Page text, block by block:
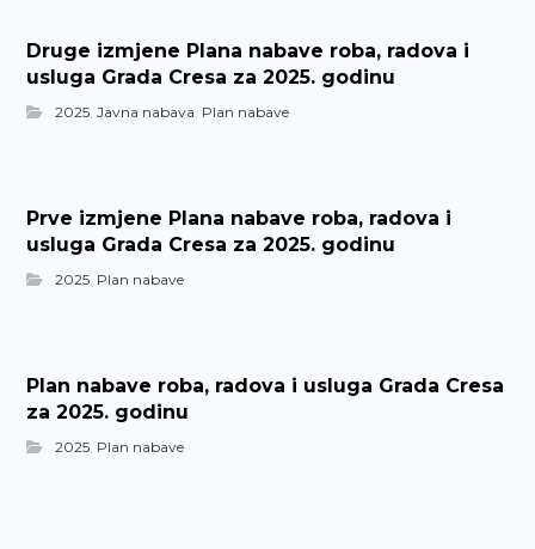
Druge izmjene Plana nabave roba, radova i
usluga Grada Cresa za 2025. godinu
2025,Javna nabava, Plan nabave
Prve izmjene Plana nabave roba, radova i
usluga Grada Cresa za 2025. godinu
2025, Plan nabave
Plan nabave roba, radova i usluga Grada Cresa
za 2025. godinu
2025, Plan nabave